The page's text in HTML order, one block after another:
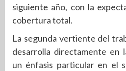
siguiente año, con la
cobertura total.
La segunda vertiente del
desarrolla directamente en
un énfasis particular en el